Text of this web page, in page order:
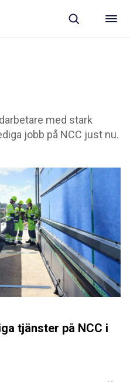
med stark
jobb på NCC just nu.
tjänster på NCC i